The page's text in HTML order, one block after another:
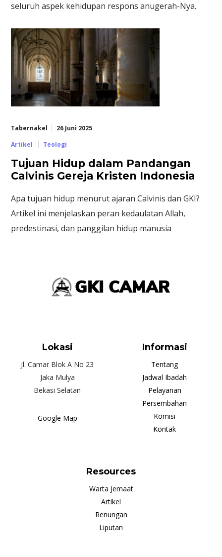
seluruh aspek kehidupan respons anugerah-Nya.
Tabernakel
26 Juni 2025
Artikel
Teologi
Tujuan Hidup dalam Pandangan
Calvinis Gereja Kristen Indonesia
Apa tujuan hidup menurut ajaran Calvinis dan GKI?
Artikel ini menjelaskan peran kedaulatan Allah,
predestinasi, dan panggilan hidup manusia
Lokasi
Jl. Camar Blok A No 23
Jaka Mulya
Bekasi Selatan
Google Map
Informasi
Tentang
Jadwal Ibadah
Pelayanan
Persembahan
Komisi
Kontak
Resources
Warta Jemaat
Artikel
Renungan
Liputan